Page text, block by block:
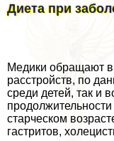
Диета при
Медики обращают
расстройств, по
среди детей, так и
старческом
гастритов,